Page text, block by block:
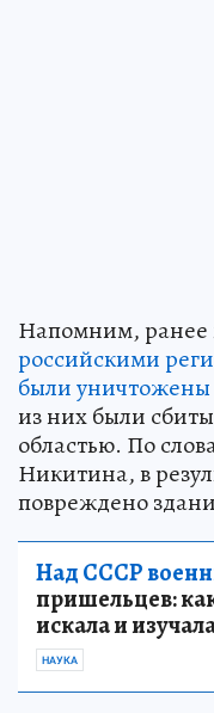
Напомним, ранее
российскими
были уничтожены
из них были
областью. По
Никитина, в
повреждено
Над СССР
пришельцев:
искала и
НАУКА